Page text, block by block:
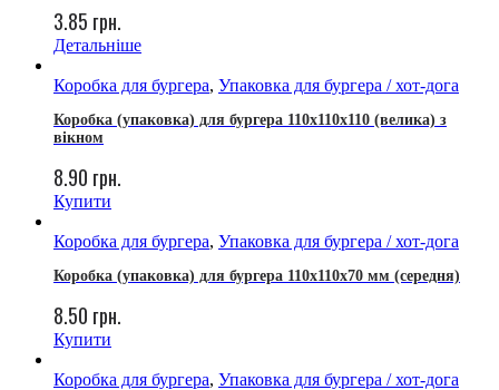
3.85 грн.
Детальніше
Коробка для бургера, Упаковка для бургера / хот-дога
Коробка (упаковка) для бургера 110х110х110 (велика) з
вікном
8.90 грн.
Купити
Коробка для бургера, Упаковка для бургера / хот-дога
Коробка (упаковка) для бургера 110x110x70 мм (середня)
8.50 грн.
Купити
Коробка для бургера, Упаковка для бургера / хот-дога